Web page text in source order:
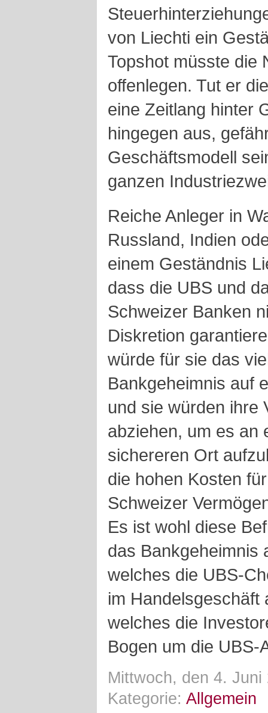
von Liechti ein
Topshot müsste die
offenlegen. Tut er
eine Zeitlang hinter
hingegen aus,
Geschäftsmodell
ganzen
Reiche Anleger in
Russland, Indien
einem Geständnis
dass die UBS und
Schweizer Banken
Diskretion
würde für sie das
Bankgeheimnis auf
und sie würden ihre
abziehen, um es an
sichereren Ort
die hohen Kosten
Schweizer
Es ist wohl diese
das Bankgeheimnis
welches die UBS-
im Handelsgeschäft
welches die
Bogen um die UBS-
Mittwoch, den 4.
Kategorie: Allgemein